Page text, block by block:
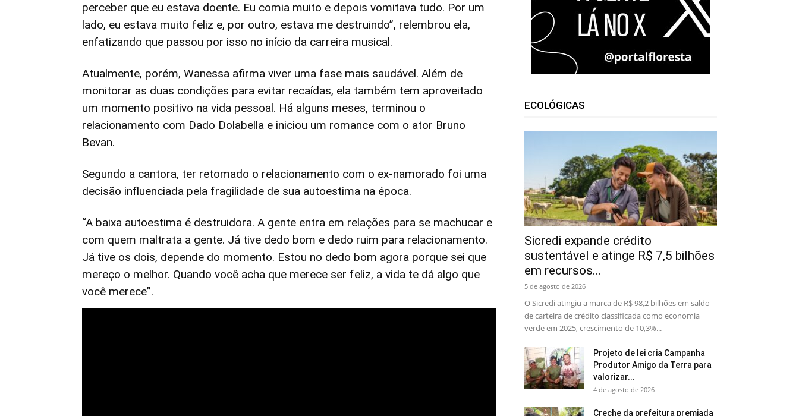
perceber que eu estava doente. Eu comia muito e depois vomitava tudo. Por um
lado, eu estava muito feliz e, por outro, estava me destruindo”, relembrou ela,
enfatizando que passou por isso no início da carreira musical.
Atualmente, porém, Wanessa afirma viver uma fase mais saudável. Além de
monitorar as duas condições para evitar recaídas, ela também tem aproveitado
um momento positivo na vida pessoal. Há alguns meses, terminou o
relacionamento com Dado Dolabella e iniciou um romance com o ator Bruno
Bevan.
Segundo a cantora, ter retomado o relacionamento com o ex-namorado foi uma
decisão influenciada pela fragilidade de sua autoestima na época.
“A baixa autoestima é destruidora. A gente entra em relações para se machucar e
com quem maltrata a gente. Já tive dedo bom e dedo ruim para relacionamento.
Já tive os dois, depende do momento. Estou no dedo bom agora porque sei que
mereço o melhor. Quando você acha que merece ser feliz, a vida te dá algo que
você merece”.
ECOLÓGICAS
Sicredi expande crédito
sustentável e atinge R$ 7,5 bilhões
em recursos...
5 de agosto de 2026
O Sicredi atingiu a marca de R$ 98,2 bilhões em saldo
de carteira de crédito classificada como economia
verde em 2025, crescimento de 10,3%...
Projeto de lei cria Campanha
Produtor Amigo da Terra para
valorizar...
4 de agosto de 2026
Creche da prefeitura premiada